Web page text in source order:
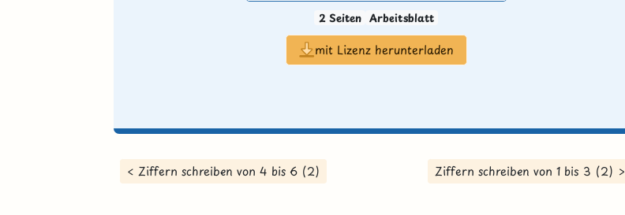
2 Seiten Arbeitsblatt
mit Lizenz herunterladen
< Ziffern schreiben von 4 bis 6 (2) Ziffern schreiben von 1 bis 3 (2) >